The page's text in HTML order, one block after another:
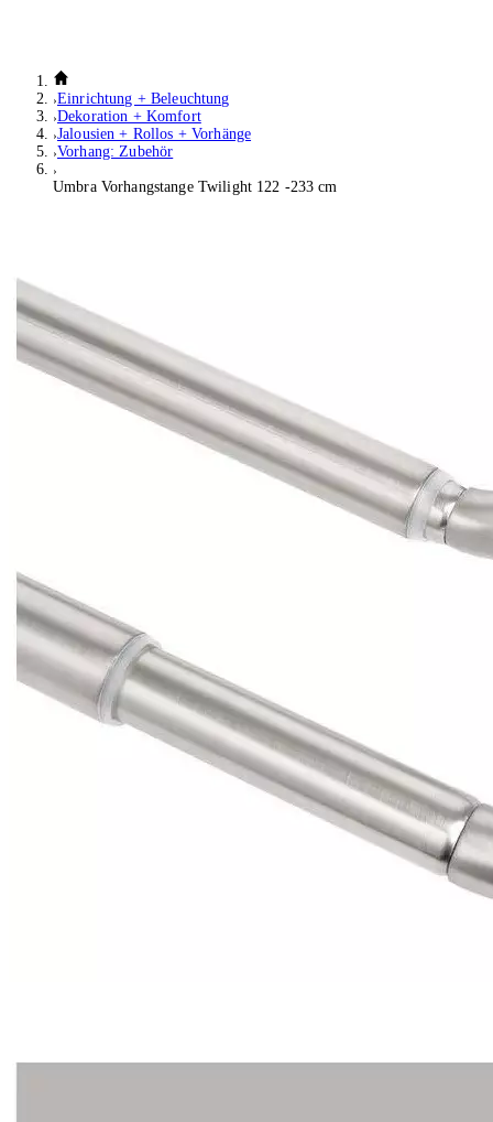
Einrichtung + Beleuchtung
Dekoration + Komfort
Jalousien + Rollos + Vorhänge
Vorhang: Zubehör
Umbra Vorhangstange Twilight 122 -233 cm